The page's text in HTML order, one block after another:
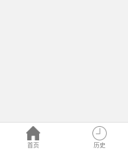
首页 历史